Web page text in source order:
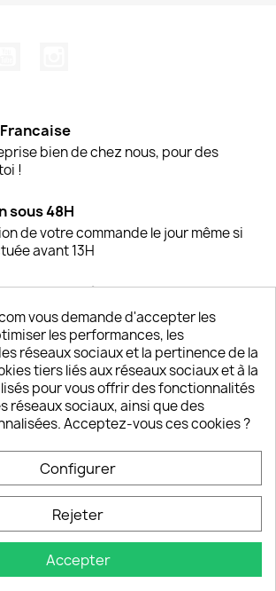
bien de chez nous, pour des
!
sous 48H
de votre commande le jour même si
avant 13H
de nos clients
entre 92% et 94% de nos clients
nos produits
votre écoute
est disponible 6/7J de 10h à 18H
vous demande d'accepter les
les performances, les
réseaux sociaux et la pertinence de la
tiers liés aux réseaux sociaux et à la
pour vous offrir des fonctionnalités
réseaux sociaux, ainsi que des
Acceptez-vous ces cookies ?
Configurer
Rejeter
Accepter